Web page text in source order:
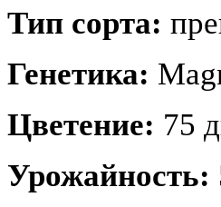
Тип сорта:
Генетика:
Цветение: 75
Урожайность: